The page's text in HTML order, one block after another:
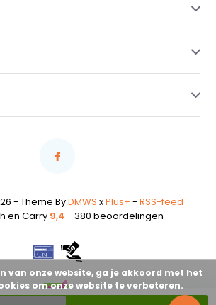
- Theme ByDMWS xPlus+ - RSS-feed
en Carry 9,4 - 380 beoordelingen
van onze website, ga je akkoord met het
om onze website te verbeteren.